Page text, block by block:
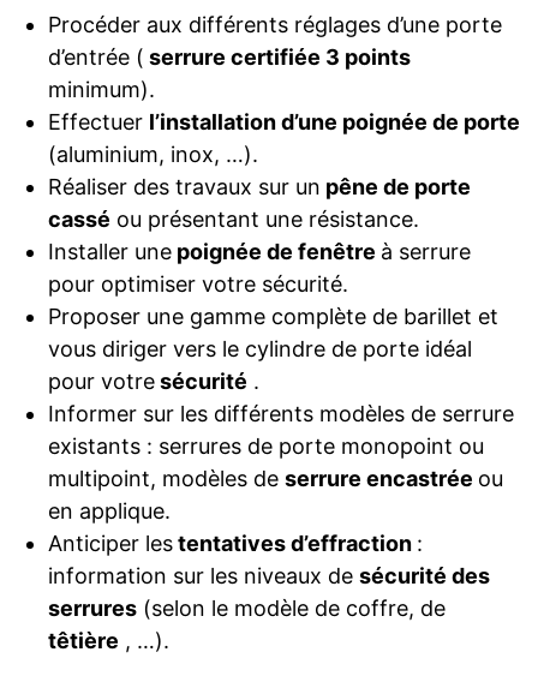
Procéder aux différents réglages d’une porte
d’entrée ( serrure certifiée 3 points
minimum).
Effectuer l’installation d’une poignée de porte
(aluminium, inox, …).
Réaliser des travaux sur un pêne de porte
cassé ou présentant une résistance.
Installer unepoignée de fenêtre à serrure
pour optimiser votre sécurité.
Proposer une gamme complète de barillet et
vous diriger vers le cylindre de porte idéal
pour votresécurité .
Informer sur les différents modèles de serrure
existants : serrures de porte monopoint ou
multipoint, modèles de serrure encastrée ou
en applique.
Anticiper lestentatives d’effraction :
information sur les niveaux de sécurité des
serrures(selon le modèle de coffre, de
têtière , …).